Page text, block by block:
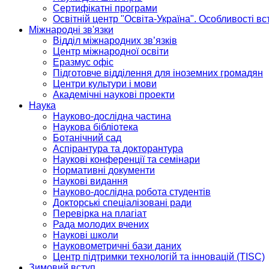
Сертифікатні програми
Освітній центр "Освіта-Україна". Особливості
Міжнародні зв'язки
Відділ міжнародних зв’язків
Центр міжнародної освіти
Еразмус офіс
Підготовче відділення для іноземних громадян
Центри культури і мови
Академічні наукові проекти
Наука
Науково-дослідна частина
Наукова бібліотека
Ботанічний сад
Аспірантура та докторантура
Наукові конференції та семінари
Нормативні документи
Наукові видання
Науково-дослідна робота студентів
Докторські спеціалізовані ради
Перевірка на плагіат
Рада молодих вчених
Наукові школи
Науковометричні бази даних
Центр підтримки технологій та інновацій (TISC)